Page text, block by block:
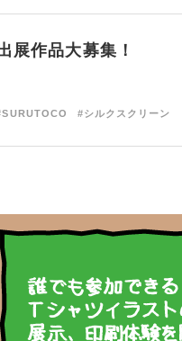
展作品大募集！
#シルクスクリーン